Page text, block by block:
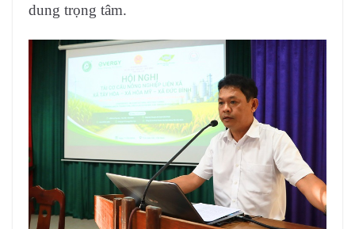
dung trọng tâm.